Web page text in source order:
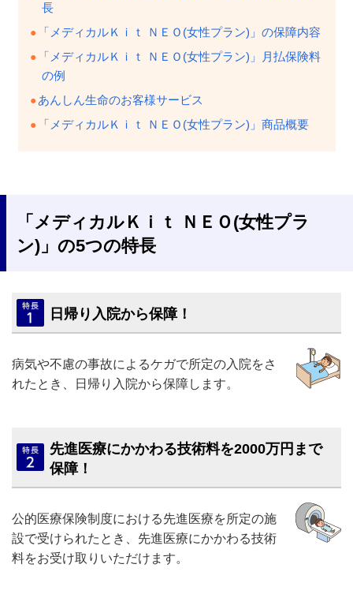
長
「メディカルＫｉｔ ＮＥＯ(女性プラン)」の保障内容
「メディカルＫｉｔ ＮＥＯ(女性プラン)」月払保険料
の例
あんしん生命のお客様サービス
「メディカルＫｉｔ ＮＥＯ(女性プラン)」商品概要
「メディカルＫｉｔ ＮＥＯ(女性プラ
ン)」の5つの特長
日帰り入院から保障！
病気や不慮の事故によるケガで所定の入院をさ
れたとき、日帰り入院から保障します。
先進医療にかかわる技術料を2000万円まで
保障！
公的医療保険制度における先進医療を所定の施
設で受けられたとき、先進医療にかかわる技術
料をお受け取りいただけます。